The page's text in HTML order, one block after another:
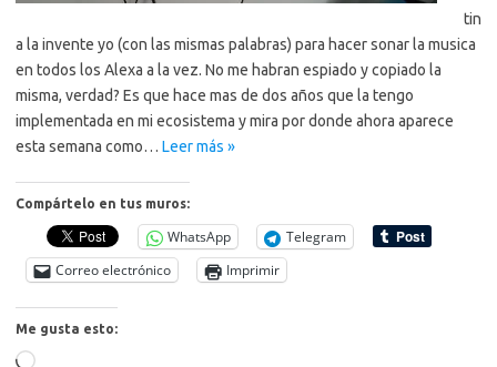
tin
a la invente yo (con las mismas palabras) para hacer sonar la musica
en todos los Alexa a la vez. No me habran espiado y copiado la
misma, verdad? Es que hace mas de dos años que la tengo
implementada en mi ecosistema y mira por donde ahora aparece
esta semana como… Leer más »
Compártelo en tus muros:
WhatsApp
Telegram
Correo electrónico
Imprimir
Me gusta esto:
Cargando...